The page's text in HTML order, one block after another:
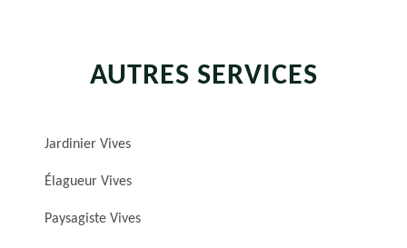
AUTRES SERVICES
Jardinier Vives
Élagueur Vives
Paysagiste Vives